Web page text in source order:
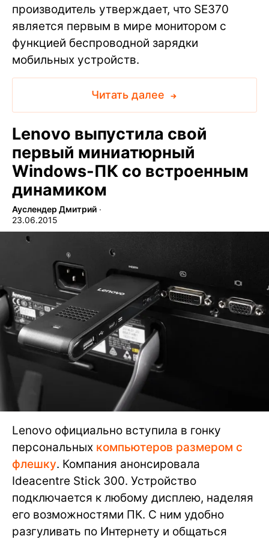
производитель утверждает, что SE370
является первым в мире монитором с
функцией беспроводной зарядки
мобильных устройств.
Читать далее
Lenovo выпустила свой
первый миниатюрный
Windows-ПК со встроенным
динамиком
Ауслендер Дмитрий ∙
23.06.2015
Lenovo официально вступила в гонку
персональных компьютеров размером с
флешку. Компания анонсировала
Ideacentre Stick 300. Устройство
подключается к любому дисплею, наделяя
его возможностями ПК. С ним удобно
разгуливать по Интернету и общаться